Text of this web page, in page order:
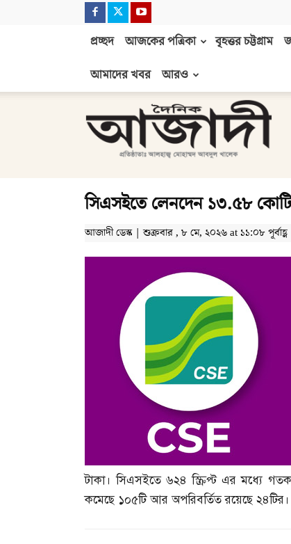
প্রচ্ছদ আজকের পত্রিকা বৃহত্তর চট্টগ্রাম
আমাদের খবর
আরও
আজাদী
সিএসইতে লেনদেন ১৩.৫৮
আজাদী ডেস্ক | শুক্রবার , ৮ মে, ২০২৬ at ১১:০৮ পূর্বাহ্ণ
টাকা। সিএসইতে ৬২৪ স্ক্রিপ্ট এর মধ্যে
কমেছে ১০৫টি আর অপরিবর্তিত রয়েছে ২৪টির।